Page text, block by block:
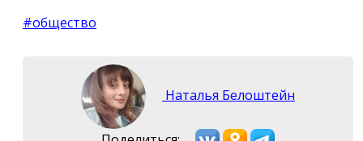
#общество
Наталья Белоштейн